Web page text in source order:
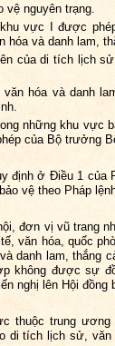
nguyên trạng.
vực I được
và danh lam,
của di tích lịch
hóa và danh
những khu vực
của Bộ trưởng
định ở Điều 1 của
vệ theo Pháp
đơn vị vũ trang
văn hóa, quốc
danh lam, thắng
không được sự
nghị lên Hội đồng
thuộc trung
di tích lịch sử, văn